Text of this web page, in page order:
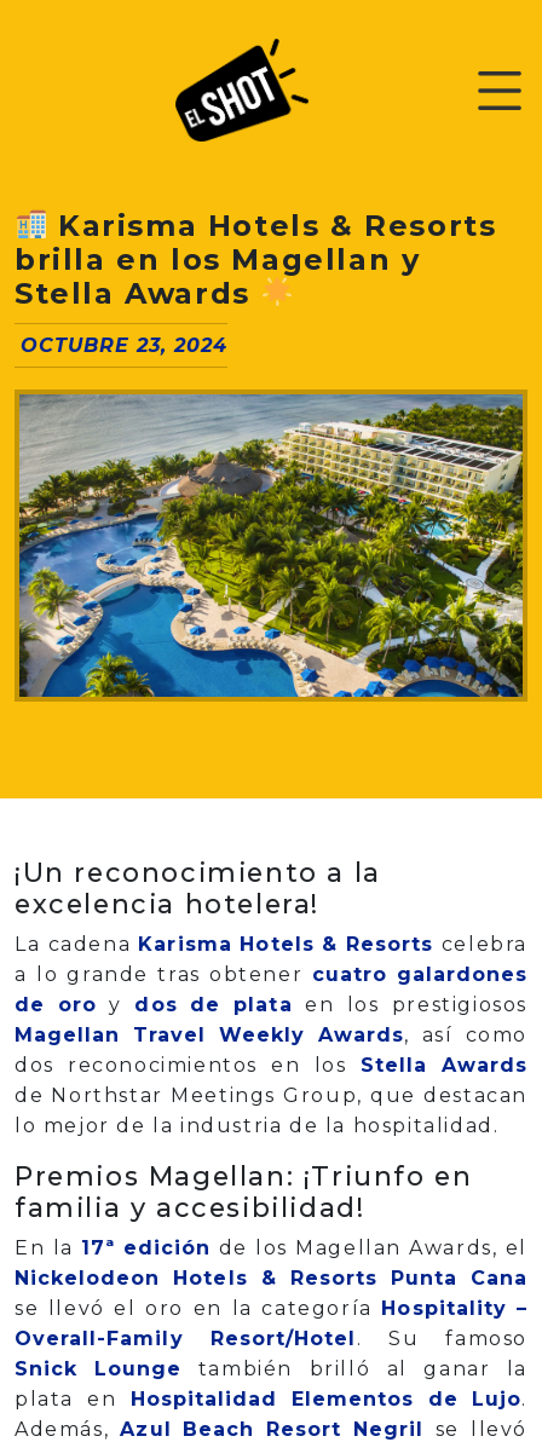
Karisma Hotels & Resorts
brilla en los Magellan y
Stella Awards
OCTUBRE 23, 2024
¡Un reconocimiento a la
excelencia hotelera!
La cadena Karisma Hotels & Resorts celebra
a lo grande tras obtener cuatro galardones
de oro y dos de plata en los prestigiosos
Magellan Travel Weekly Awards, así como
dos reconocimientos en los Stella Awards
de Northstar Meetings Group, que destacan
lo mejor de la industria de la hospitalidad.
Premios Magellan: ¡Triunfo en
familia y accesibilidad!
En la 17ª edición de los Magellan Awards, el
Nickelodeon Hotels & Resorts Punta Cana
se llevó el oro en la categoría Hospitality –
Overall-Family Resort/Hotel . Su famoso
Snick Lounge
también brilló al ganar la
plata en Hospitalidad Elementos de Lujo.
Además,Azul Beach Resort Negril
se llevó